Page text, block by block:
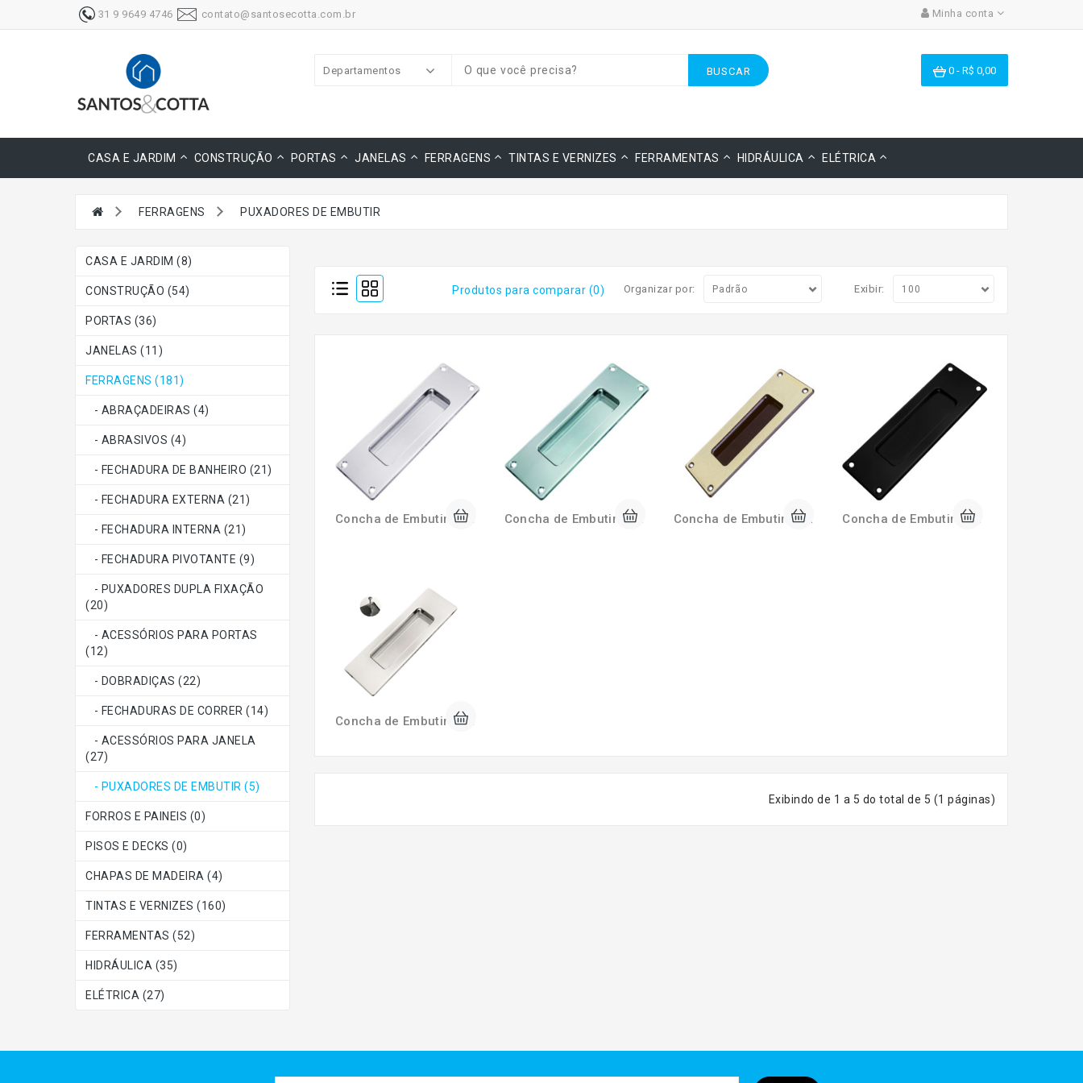
31 9 9649 4746 contato@santosecotta.com.br Minha conta
Departamentos BUSCAR 0 - R$ 0,00
CASA E JARDIM CONSTRUÇÃO PORTAS JANELAS FERRAGENS TINTAS E VERNIZES FERRAMENTAS HIDRÁULICA ELÉTRICA
FERRAGENS PUXADORES DE EMBUTIR
CASA E JARDIM (8)
CONSTRUÇÃO (54)
PORTAS (36)
JANELAS (11)
FERRAGENS (181)
- ABRAÇADEIRAS (4)
- ABRASIVOS (4)
- FECHADURA DE BANHEIRO (21)
- FECHADURA EXTERNA (21)
- FECHADURA INTERNA (21)
- FECHADURA PIVOTANTE (9)
- PUXADORES DUPLA FIXAÇÃO
(20)
- ACESSÓRIOS PARA PORTAS
(12)
- DOBRADIÇAS (22)
- FECHADURAS DE CORRER (14)
- ACESSÓRIOS PARA JANELA
(27)
- PUXADORES DE EMBUTIR (5)
FORROS E PAINEIS (0)
PISOS E DECKS (0)
CHAPAS DE MADEIRA (4)
TINTAS E VERNIZES (160)
FERRAMENTAS (52)
HIDRÁULICA (35)
ELÉTRICA (27)
Produtos para comparar (0) Organizar por: Exibir:
Concha de Embutir 15cm C/ Parafusos Frontais Cromado Concha de Embutir 15cm C/ Parafusos Frontais Escovado Concha de Embutir 15cm C/ Parafusos Frontais Oxidado Concha de Embutir 15cm C/ Parafusos Frontais Preto Fosco
Concha de Embutir 15cm C/ Parafusos Internos
Exibindo de 1 a 5 do total de 5 (1 páginas)